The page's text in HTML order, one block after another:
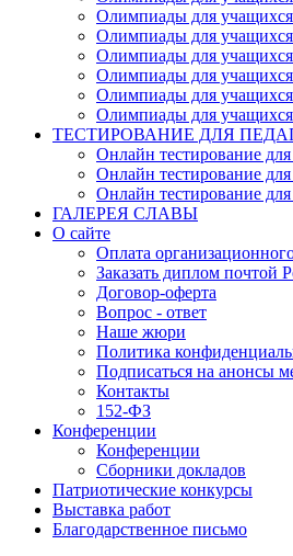
Олимпиады для учащихся
Олимпиады для учащихся
Олимпиады для учащихся
Олимпиады для учащихся
Олимпиады для учащихся
Олимпиады для учащихся
ТЕСТИРОВАНИЕ ДЛЯ
Онлайн тестирование
Онлайн тестирование
Онлайн тестирование
ГАЛЕРЕЯ СЛАВЫ
О сайте
Оплата
Заказать диплом почтой
Договор-оферта
Вопрос - ответ
Наше жюри
Политика
Подписаться на анонсы
Контакты
152-ФЗ
Конференции
Конференции
Сборники докладов
Патриотические конкурсы
Выставка работ
Благодарственное письмо